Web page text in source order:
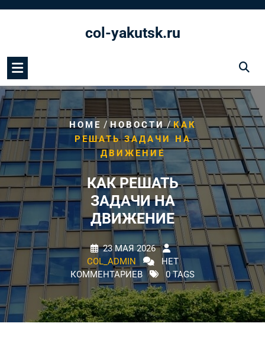
col-yakutsk.ru
HOME /НОВОСТИ/КАК
РЕШАТЬ ЗАДАЧИ НА
ДВИЖЕНИЕ
КАК РЕШАТЬ
ЗАДАЧИ НА
ДВИЖЕНИЕ
23 МАЯ 2026
COL_ADMIN
НЕТ
КОММЕНТАРИЕВ
0 TAGS